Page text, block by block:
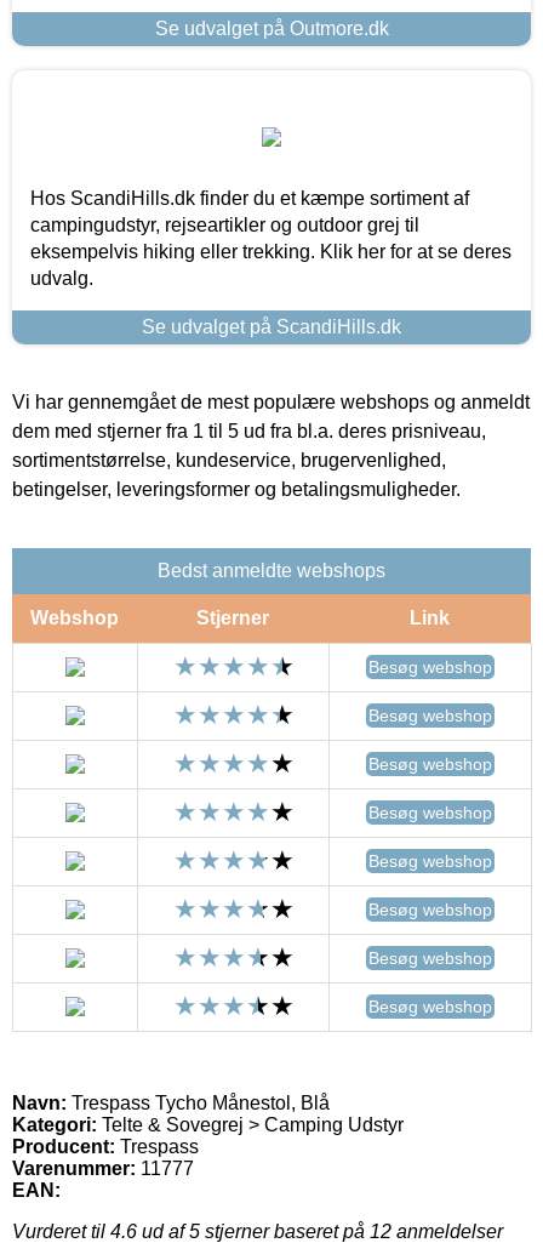
Se udvalget på Outmore.dk
Hos ScandiHills.dk finder du et kæmpe sortiment af
campingudstyr, rejseartikler og outdoor grej til
eksempelvis hiking eller trekking. Klik her for at se deres
udvalg.
Se udvalget på ScandiHills.dk
Vi har gennemgået de mest populære webshops og anmeldt
dem med stjerner fra 1 til 5 ud fra bl.a. deres prisniveau,
sortimentstørrelse, kundeservice, brugervenlighed,
betingelser, leveringsformer og betalingsmuligheder.
Bedst anmeldte webshops
Webshop Stjerner Link
Besøg webshop
Besøg webshop
Besøg webshop
Besøg webshop
Besøg webshop
Besøg webshop
Besøg webshop
Besøg webshop
Navn: Trespass Tycho Månestol, Blå
Kategori: Telte & Sovegrej > Camping Udstyr
Producent: Trespass
Varenummer: 11777
EAN:
Vurderet til 4.6 ud af 5 stjerner baseret på 12 anmeldelser